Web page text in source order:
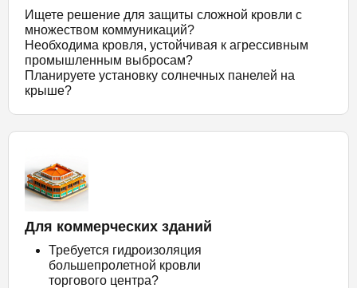
Ищете решение для защиты сложной кровли с
множеством коммуникаций?
Необходима кровля, устойчивая к агрессивным
промышленным выбросам?
Планируете установку солнечных панелей на
крыше?
Для коммерческих зданий
Требуется гидроизоляция
большепролетной кровли
торгового центра?